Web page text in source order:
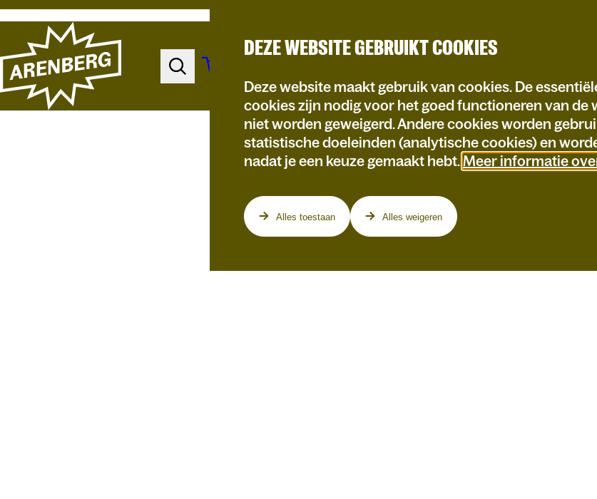
DEZE WEBSITE GEBRUIKT COOKIES
Deze website maakt gebruik van cookies. De
cookies zijn nodig voor het goed functioneren van de
niet worden geweigerd. Andere cookies worden
statistische doeleinden (analytische cookies) en
nadat je een keuze gemaakt hebt.Meer informatie
Alles toestaan Alles weigeren